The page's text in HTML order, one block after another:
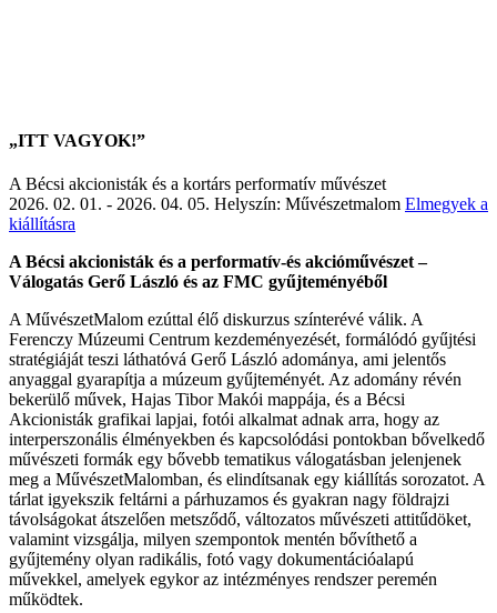
„ITT VAGYOK!”
A Bécsi akcionisták és a kortárs performatív művészet
2026. 02. 01. - 2026. 04. 05. Helyszín: Művészetmalom Elmegyek a
kiállításra
A Bécsi akcionisták és a performatív-és akcióművészet –
Válogatás Gerő László és az FMC gyűjteményéből
A MűvészetMalom ezúttal élő diskurzus színterévé válik. A
Ferenczy Múzeumi Centrum kezdeményezését, formálódó gyűjtési
stratégiáját teszi láthatóvá Gerő László adománya, ami jelentős
anyaggal gyarapítja a múzeum gyűjteményét. Az adomány révén
bekerülő művek, Hajas Tibor Makói mappája, és a Bécsi
Akcionisták grafikai lapjai, fotói alkalmat adnak arra, hogy az
interperszonális élményekben és kapcsolódási pontokban bővelkedő
művészeti formák egy bővebb tematikus válogatásban jelenjenek
meg a MűvészetMalomban, és elindítsanak egy kiállítás sorozatot. A
tárlat igyekszik feltárni a párhuzamos és gyakran nagy földrajzi
távolságokat átszelően metsződő, változatos művészeti attitűdöket,
valamint vizsgálja, milyen szempontok mentén bővíthető a
gyűjtemény olyan radikális, fotó vagy dokumentációalapú
művekkel, amelyek egykor az intézményes rendszer peremén
működtek.